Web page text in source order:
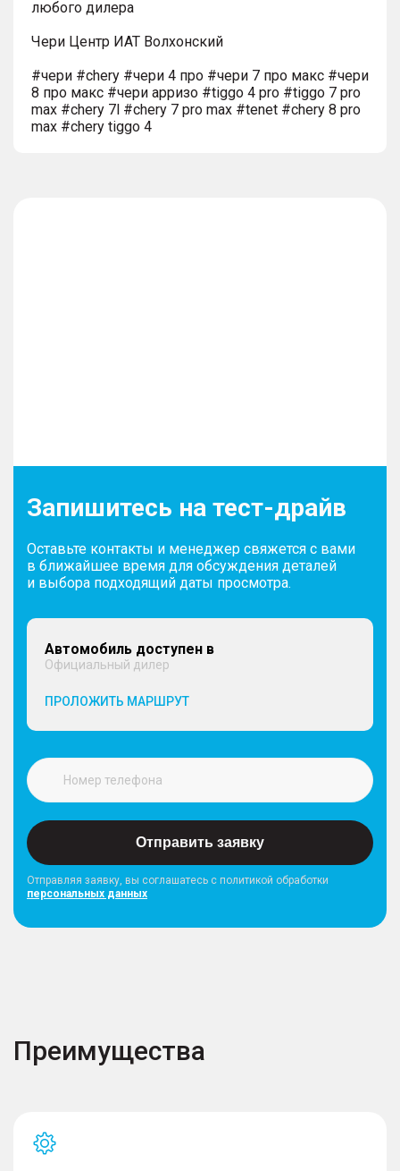
любого дилера
Чери Центр ИАТ Волхонский
#чери #chery #чери 4 про #чери 7 про макс #чери
8 про макс #чери арризо #tiggo 4 pro #tiggo 7 pro
max #chery 7l #chery 7 pro max #tenet #chery 8 pro
max #chery tiggo 4
Запишитесь на тест-драйв
Оставьте контакты и менеджер свяжется с вами
в ближайшее время для обсуждения деталей
и выбора подходящий даты просмотра.
Автомобиль доступен в
Официальный дилер
ПРОЛОЖИТЬ МАРШРУТ
Отправить заявку
Отправляя заявку, вы соглашатесь с политикой обработки
персональных данных
Преимущества